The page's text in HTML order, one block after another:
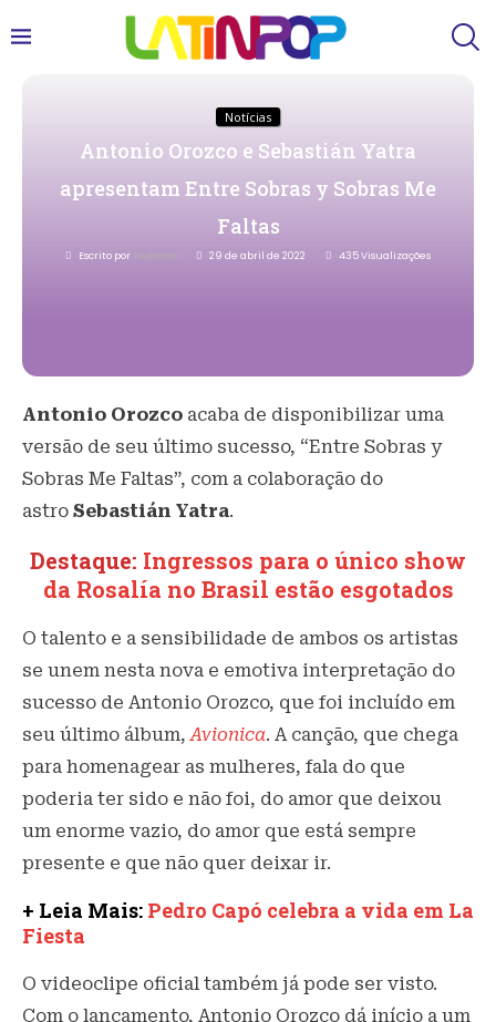
Notícias
Antonio Orozco e Sebastián Yatra
apresentam Entre Sobras y Sobras Me
Faltas
Escrito por 29 de abril de 2022 435Visualizações
Antonio Orozco acaba de disponibilizar uma
versão de seu último sucesso, “Entre Sobras y
Sobras Me Faltas”, com a colaboração do
astro Sebastián Yatra.
Destaque: Ingressos para o único show
da Rosalía no Brasil estão esgotados
O talento e a sensibilidade de ambos os artistas
se unem nesta nova e emotiva interpretação do
sucesso de Antonio Orozco, que foi incluído em
seu último álbum,Avionica. A canção, que chega
para homenagear as mulheres, fala do que
poderia ter sido e não foi, do amor que deixou
um enorme vazio, do amor que está sempre
presente e que não quer deixar ir.
+ Leia Mais: Pedro Capó celebra a vida em La
Fiesta
O videoclipe oficial também já pode ser visto.
Com o lançamento, Antonio Orozco dá início a um